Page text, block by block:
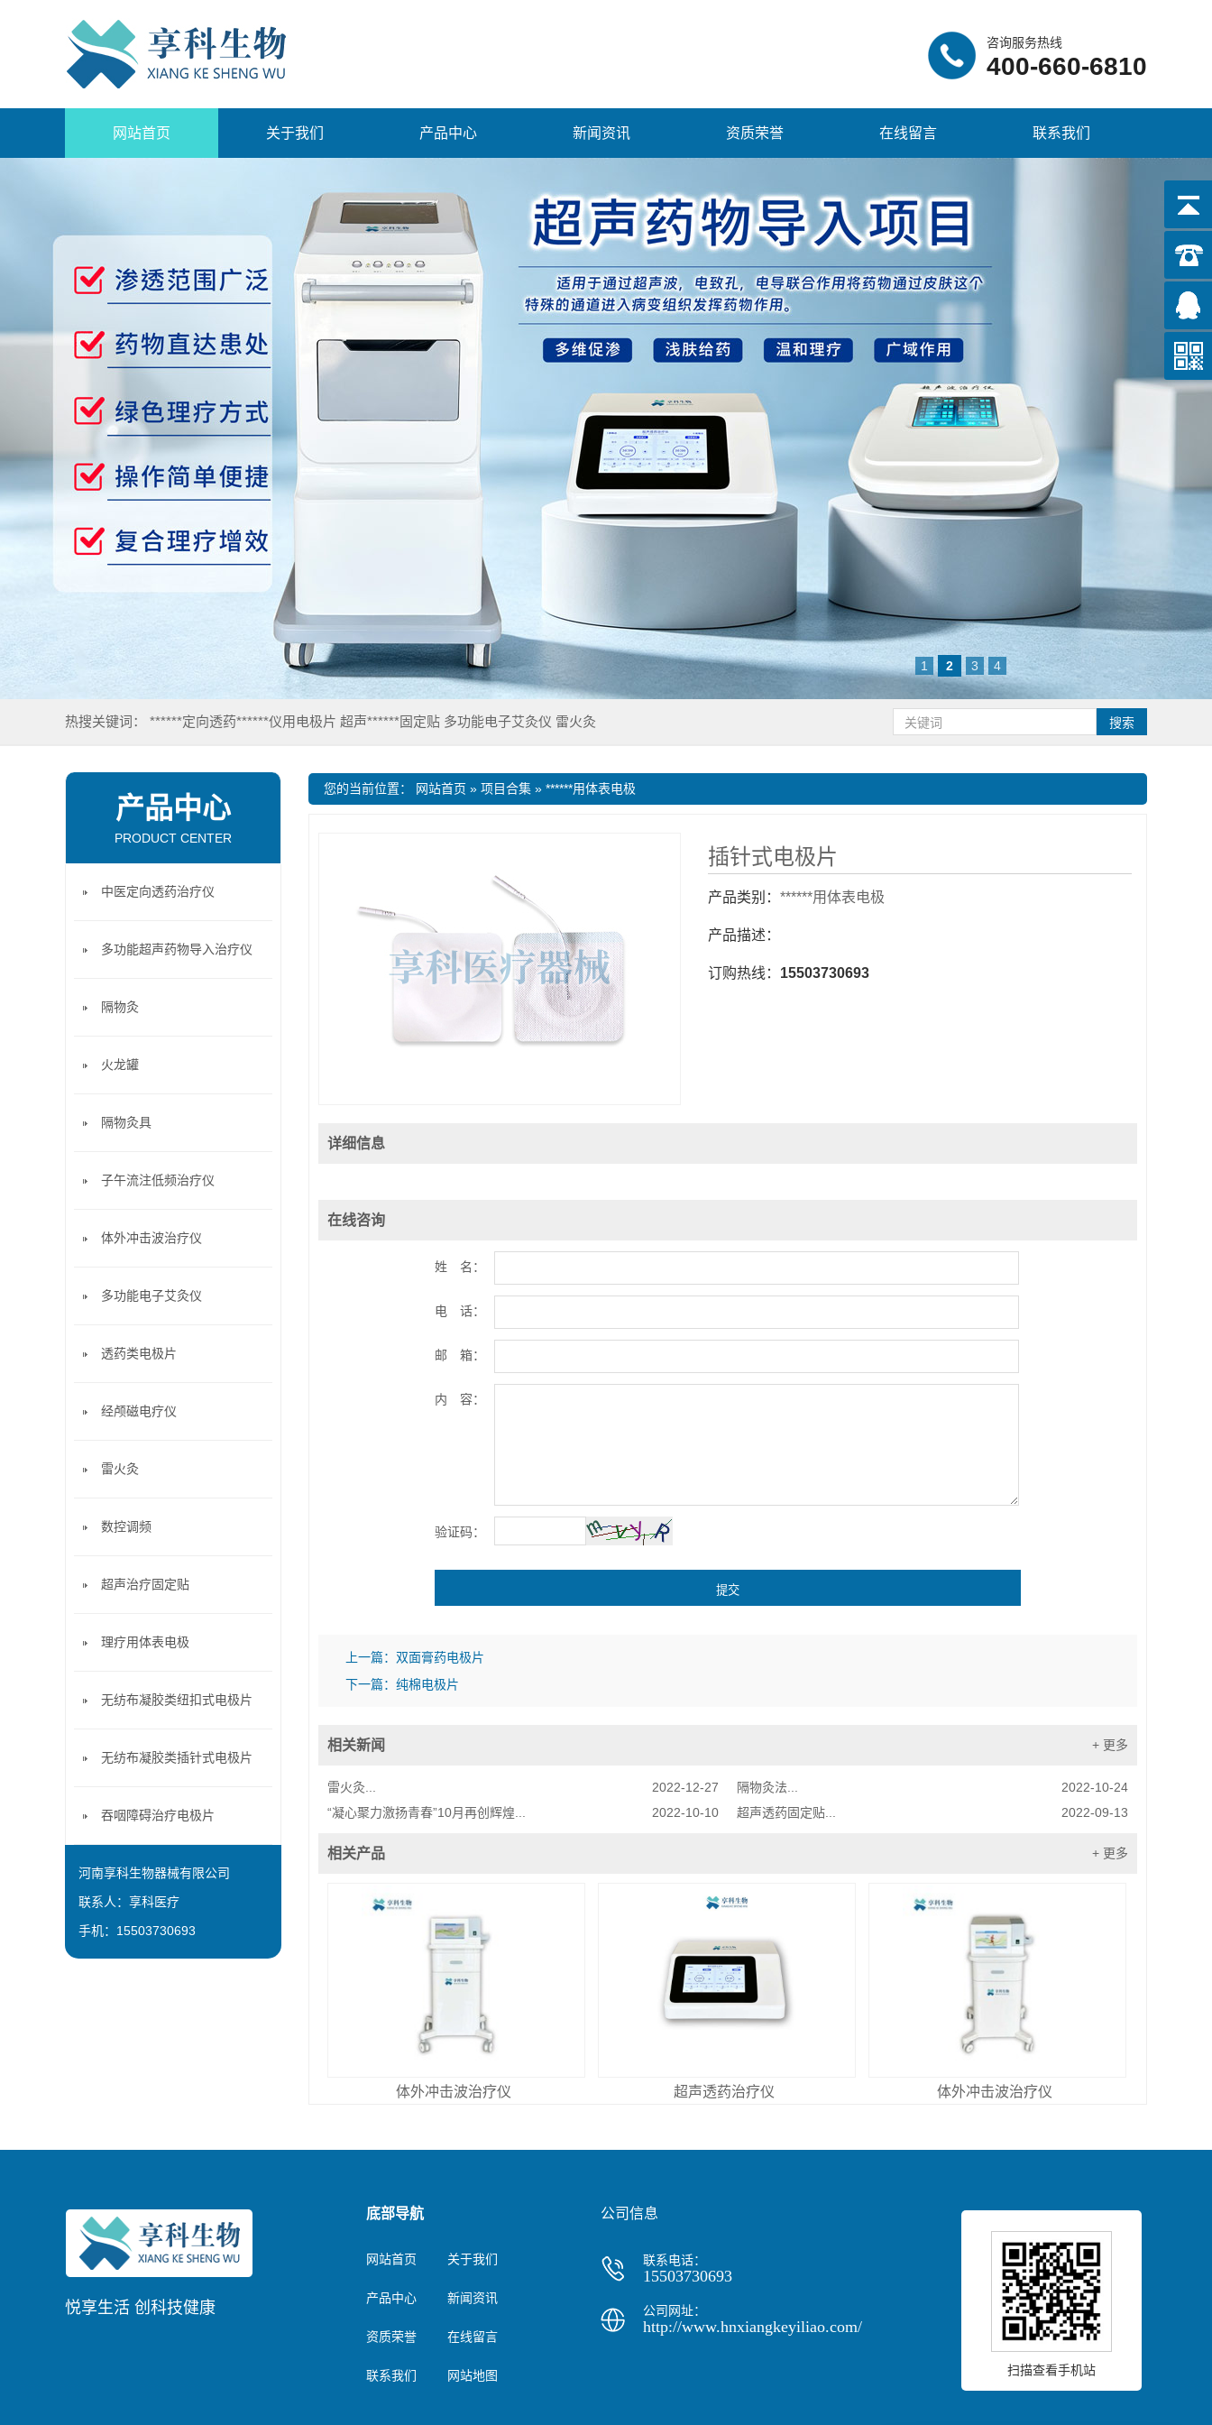
咨询服务热线
400-660-6810
网站首页 关于我们 产品中心 新闻资讯 资质荣誉 在线留言 联系我们
1 2 3 4
热搜关键词： ******定向透药******仪用电极片 超声******固定贴 多功能电子艾灸仪 雷火灸
您的当前位置： 网站首页 » 项目合集 » ******用体表电极
插针式电极片
产品类别： ******用体表电极
产品描述：
订购热线： 15503730693
详细信息
在线咨询
姓 名：
电 话：
邮 箱：
内 容：
验证码：
提交
上一篇： 双面膏药电极片
下一篇： 纯棉电极片
相关新闻 + 更多
2022-12-27
雷火灸... 2022-10-24
隔物灸法...
2022-10-10
“凝心聚力激扬青春”10月再创辉煌... 2022-09-13
超声透药固定贴...
相关产品 + 更多
体外冲击波治疗仪 超声透药治疗仪 体外冲击波治疗仪
产品中心
PRODUCT CENTER
中医定向透药治疗仪
多功能超声药物导入治疗仪
隔物灸
火龙罐
隔物灸具
子午流注低频治疗仪
体外冲击波治疗仪
多功能电子艾灸仪
透药类电极片
经颅磁电疗仪
雷火灸
数控调频
超声治疗固定贴
理疗用体表电极
无纺布凝胶类纽扣式电极片
无纺布凝胶类插针式电极片
吞咽障碍治疗电极片
河南享科生物器械有限公司
联系人：享科医疗
手机：15503730693
悦享生活 创科技健康
底部导航
网站首页 关于我们
产品中心 新闻资讯
资质荣誉 在线留言
联系我们 网站地图
公司信息
联系电话：
15503730693
公司网址：
http://www.hnxiangkeyiliao.com/
扫描查看手机站